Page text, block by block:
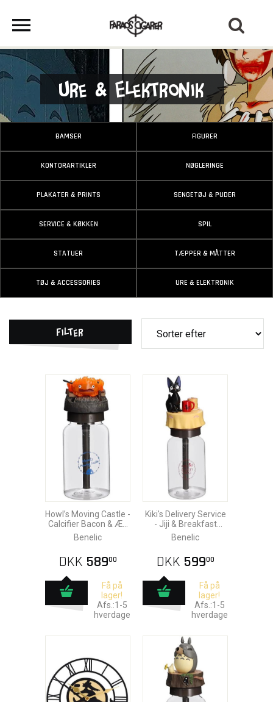
Ure & Elektronik
BAMSER FIGURER
KONTORARTIKLER NØGLERINGE
PLAKATER & PRINTS SENGETØJ & PUDER
SERVICE & KØKKEN SPIL
STATUER TÆPPER & MÅTTER
TØJ & ACCESSORIES URE & ELEKTRONIK
Filter
Howl’s Moving Castle -
Calcifier Bacon & Æg
Luftfugter
Benelic
DKK 58900
Få på
lager!
Afs.:1-5
hverdage
Kiki's Delivery Service
- Jiji & Breakfast
Luftfugter
Benelic
DKK 59900
Få på
lager!
Afs.:1-5
hverdage